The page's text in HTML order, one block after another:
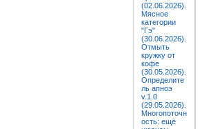
(02.06.2026).
Мясное
категории
"Гэ"
(30.06.2026).
Отмыть
кружку от
кофе
(30.05.2026).
Определите
ль апноэ
v.1.0
(29.05.2026).
Многопоточн
ость: ещё